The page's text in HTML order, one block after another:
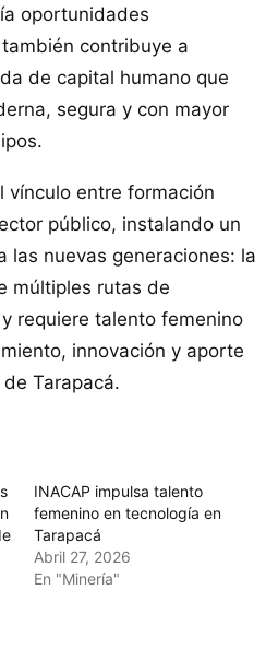
oportunidades
contribuye a
de capital humano que
segura y con mayor
vínculo entre formación
público, instalando un
las nuevas generaciones: la
múltiples rutas de
requiere talento femenino
innovación y aporte
Tarapacá.
INACAP impulsa talento
femenino en tecnología en
Tarapacá
Abril 27, 2026
En "Minería"